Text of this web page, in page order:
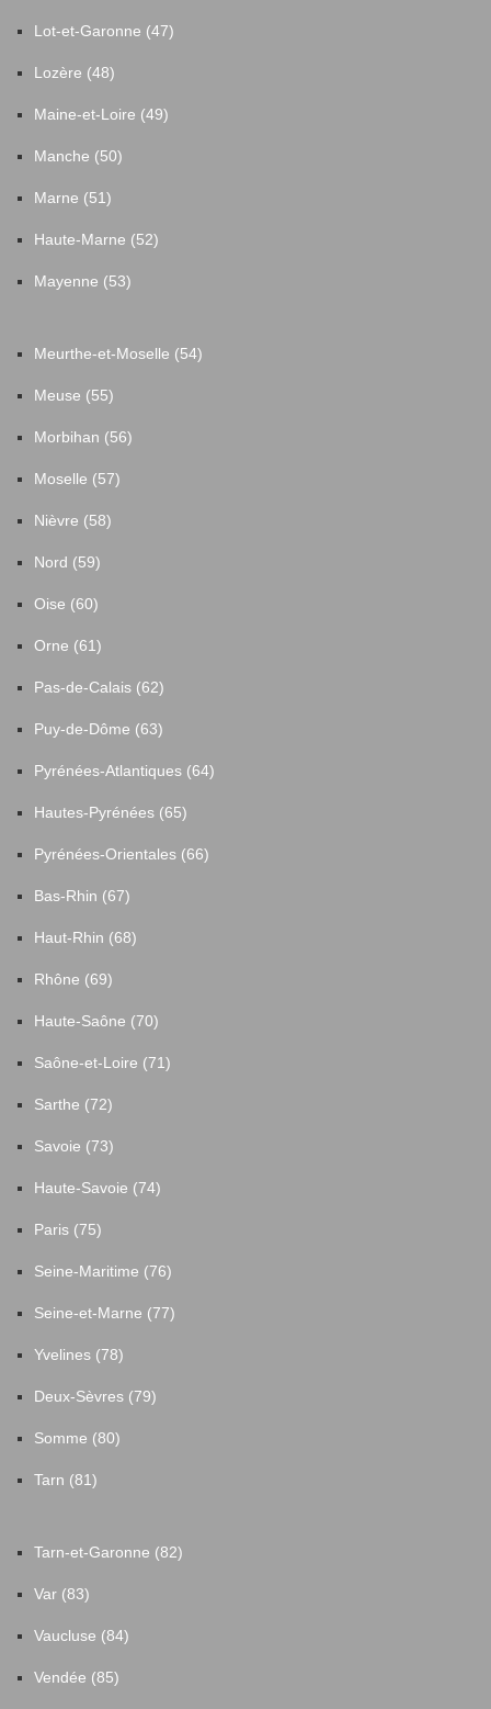
Lot-et-Garonne (47)
Lozère (48)
Maine-et-Loire (49)
Manche (50)
Marne (51)
Haute-Marne (52)
Mayenne (53)
Meurthe-et-Moselle (54)
Meuse (55)
Morbihan (56)
Moselle (57)
Nièvre (58)
Nord (59)
Oise (60)
Orne (61)
Pas-de-Calais (62)
Puy-de-Dôme (63)
Pyrénées-Atlantiques (64)
Hautes-Pyrénées (65)
Pyrénées-Orientales (66)
Bas-Rhin (67)
Haut-Rhin (68)
Rhône (69)
Haute-Saône (70)
Saône-et-Loire (71)
Sarthe (72)
Savoie (73)
Haute-Savoie (74)
Paris (75)
Seine-Maritime (76)
Seine-et-Marne (77)
Yvelines (78)
Deux-Sèvres (79)
Somme (80)
Tarn (81)
Tarn-et-Garonne (82)
Var (83)
Vaucluse (84)
Vendée (85)